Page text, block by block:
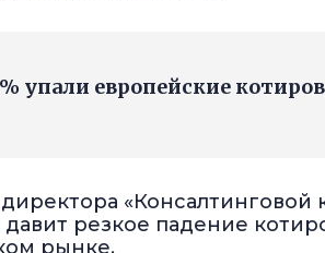
% упали европейские
резкое падение
рынке.